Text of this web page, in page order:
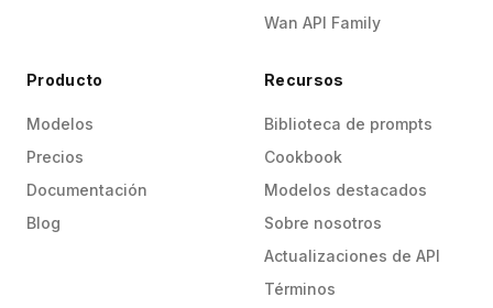
Wan API Family
Producto
Modelos
Precios
Documentación
Blog
Recursos
Biblioteca de prompts
Cookbook
Modelos destacados
Sobre nosotros
Actualizaciones de API
Términos